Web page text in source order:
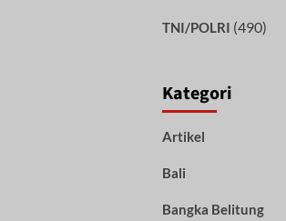
TNI/POLRI (490)
Kategori
Artikel
Bali
Bangka Belitung